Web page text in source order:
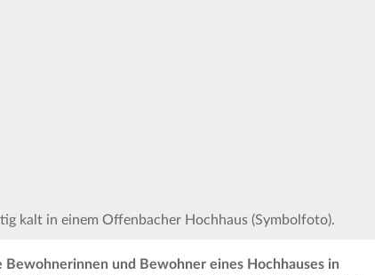
kalt in einem Offenbacher Hochhaus (Symbolfoto).
und Bewohner eines Hochhauses in